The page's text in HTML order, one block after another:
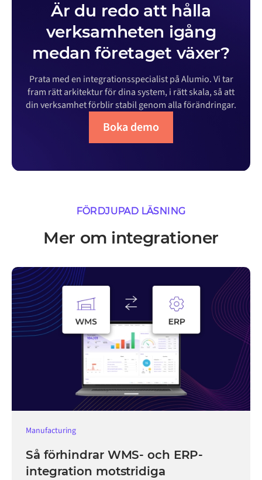
Är du redo att hålla
verksamheten igång
medan företaget växer?
Prata med en integrationsspecialist på Alumio. Vi tar
fram rätt arkitektur för dina system, i rätt skala, så att
din verksamhet förblir stabil genom alla förändringar.
Boka demo
FÖRDJUPAD LÄSNING
Mer om integrationer
Manufacturing
Så förhindrar WMS- och ERP-
integration motstridiga